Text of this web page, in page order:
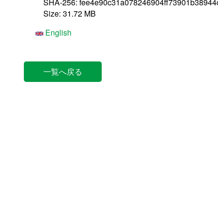
Size: 31.72 MB
English
一覧へ戻る